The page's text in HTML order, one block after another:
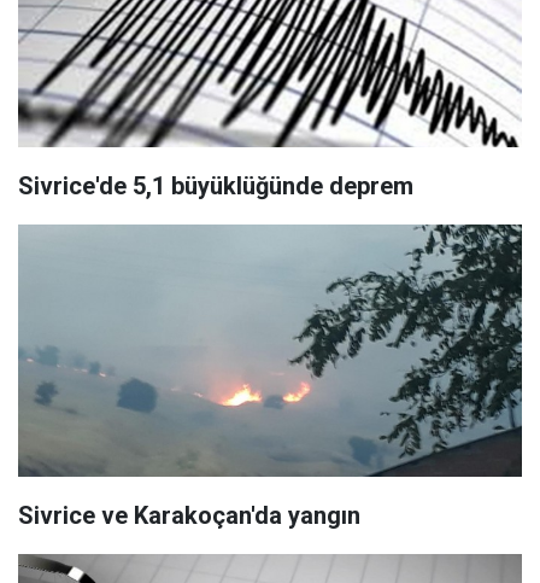
Sivrice'de 5,1 büyüklüğünde deprem
Sivrice ve Karakoçan'da yangın